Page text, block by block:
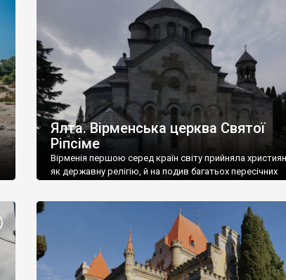
називаються «повстяками» (postaki)…” “Вино. Крим
виробляє відмінне вино і його вдосталь: воно все
легке біле і дуже […]
Ялта. Вірменська церква Святої
Ріпсіме
Вірменія першою серед країн світу прийняла
як державну релігію, й на подив багатьох пересічних